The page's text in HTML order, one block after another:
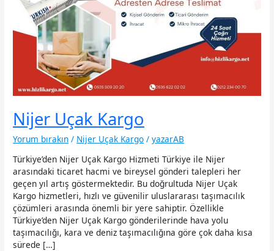
Nijer Uçak Kargo
Yorum bırakın / Nijer Uçak Kargo /yazarAB
Türkiye’den Nijer Uçak Kargo Hizmeti Türkiye ile Nijer
arasındaki ticaret hacmi ve bireysel gönderi talepleri her
geçen yıl artış göstermektedir. Bu doğrultuda Nijer Uçak
Kargo hizmetleri, hızlı ve güvenilir uluslararası taşımacılık
çözümleri arasında önemli bir yere sahiptir. Özellikle
Türkiye’den Nijer Uçak Kargo gönderilerinde hava yolu
taşımacılığı, kara ve deniz taşımacılığına göre çok daha kısa
sürede […]